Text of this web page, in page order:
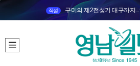
직설 구미의 제2전성기 대구까지